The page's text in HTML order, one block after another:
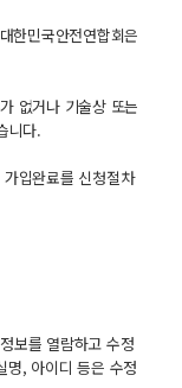
한민국안전연합회은
없거나 기술상 또는
니다.
입완료를 신청절차
보를 열람하고 수정
명, 아이디 등은 수정